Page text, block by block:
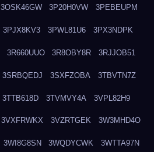
3OSK46GW 3P20H0VW 3PEBEUPM
3PJX8KV3 3PWL81U6 3PX3NDPK
3R660UUO 3R8OBY8R 3RJJOB51
3SRBQEDJ 3SXFZOBA 3TBVTN7Z
3TTB618D 3TVMVY4A 3VPL82H9
3VXFRWKX 3VZRTGEK 3W3MHD4O
3WI8G8SN 3WQDYCWK 3WTTA97N